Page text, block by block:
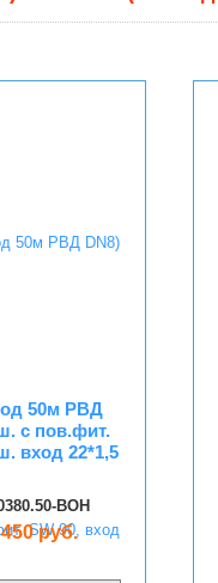
50м РВД
с пов.фит.
вход 22*1,5
BOH
руб.